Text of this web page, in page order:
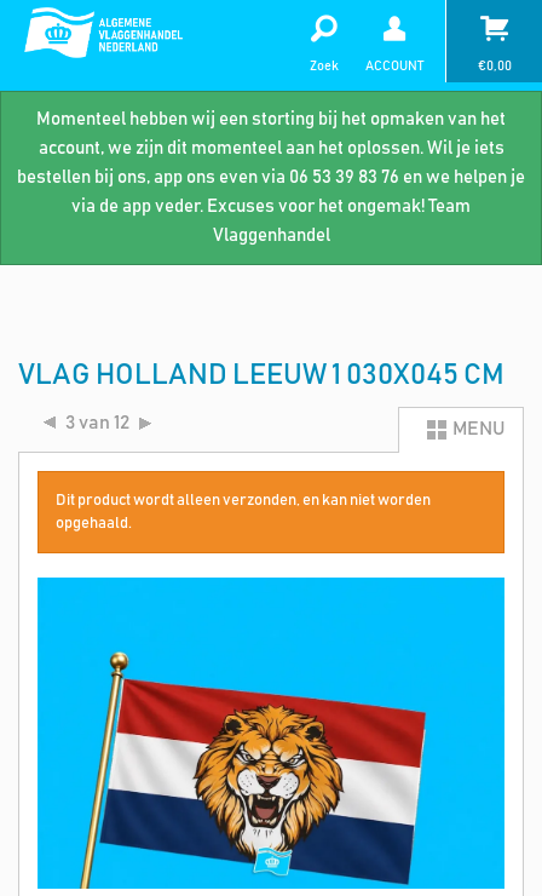
Momenteel hebben wij een storting bij het opmaken van het
account, we zijn dit momenteel aan het oplossen. Wil je iets
bestellen bij ons, app ons even via 06 53 39 83 76 en we helpen je
via de app veder. Excuses voor het ongemak! Team
Vlaggenhandel
Zoek ACCOUNT €0,00
VLAG HOLLAND LEEUW 1 030X045 CM
3 van 12 MENU
Dit product wordt alleen verzonden, en kan niet worden
opgehaald.